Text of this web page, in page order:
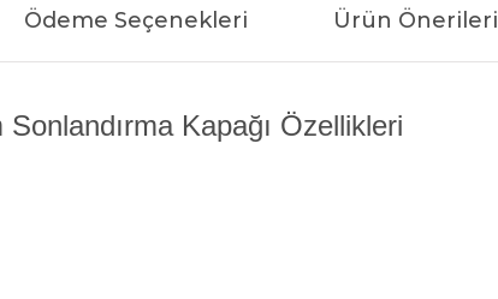
Ödeme Seçenekleri Ürün Önerileri
Kapağı Özellikleri